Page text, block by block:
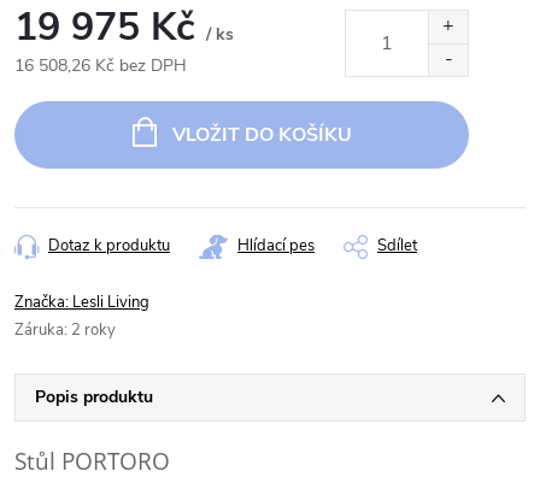
19 975 Kč / ks
16 508,26 Kč bez DPH
cena:
VLOŽIT DO KOŠÍKU
Dotaz k produktu Hlídací pes Sdílet
Značka: Lesli Living
Záruka: 2 roky
Popis produktu
Stůl PORTORO